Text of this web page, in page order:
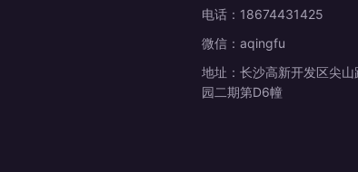
电话：18674431425
微信：aqingfu
地址：长沙高新开发区尖
园二期第D6幢